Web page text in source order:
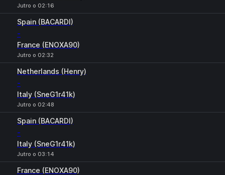
Jutro o 02:16
Spain (BACARDI)
-
France (ENOXA90)
Jutro o 02:32
Netherlands (Henry)
-
Italy (SneG1r41k)
Jutro o 02:48
Spain (BACARDI)
-
Italy (SneG1r41k)
Jutro o 03:14
France (ENOXA90)